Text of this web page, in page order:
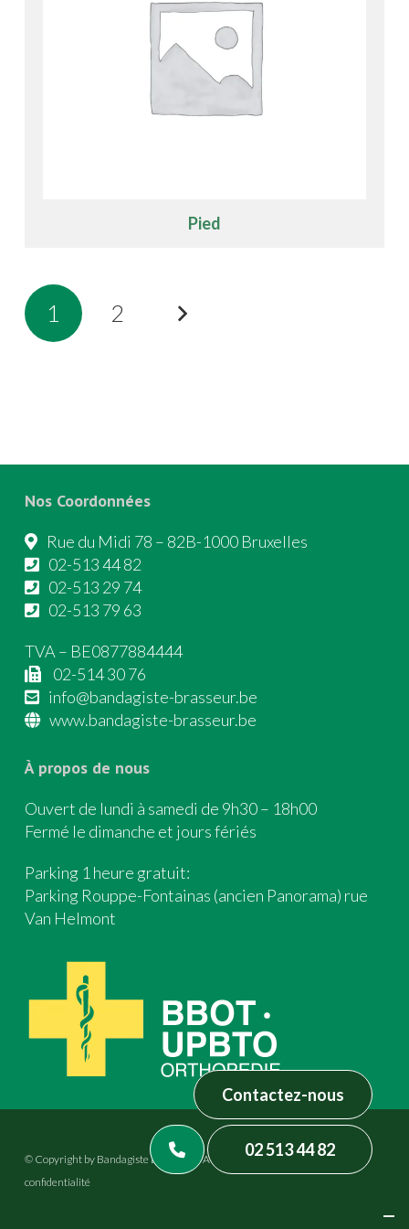
Pied
1 2
Nos Coordonnées
Rue du Midi 78 – 82B-1000 Bruxelles
02-513 44 82
02-513 29 74
02-513 79 63
TVA – BE0877884444
02-514 30 76
info@bandagiste-brasseur.be
www.bandagiste-brasseur.be
À propos de nous
Ouvert de lundi à samedi de 9h30 – 18h00
Fermé le dimanche et jours fériés
Parking 1 heure gratuit:
Parking Rouppe-Fontainas (ancien Panorama) rue
Van Helmont
© Copyright by Bandagiste Brasseur – All rights reserved –
Politique de
confidentialité
Contactez-nous
02 513 44 82